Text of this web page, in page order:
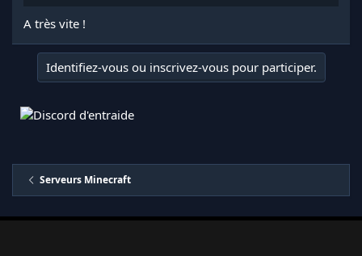
o
n
A très vite !
Identifiez-vous ou inscrivez-vous pour participer.
Serveurs Minecraft